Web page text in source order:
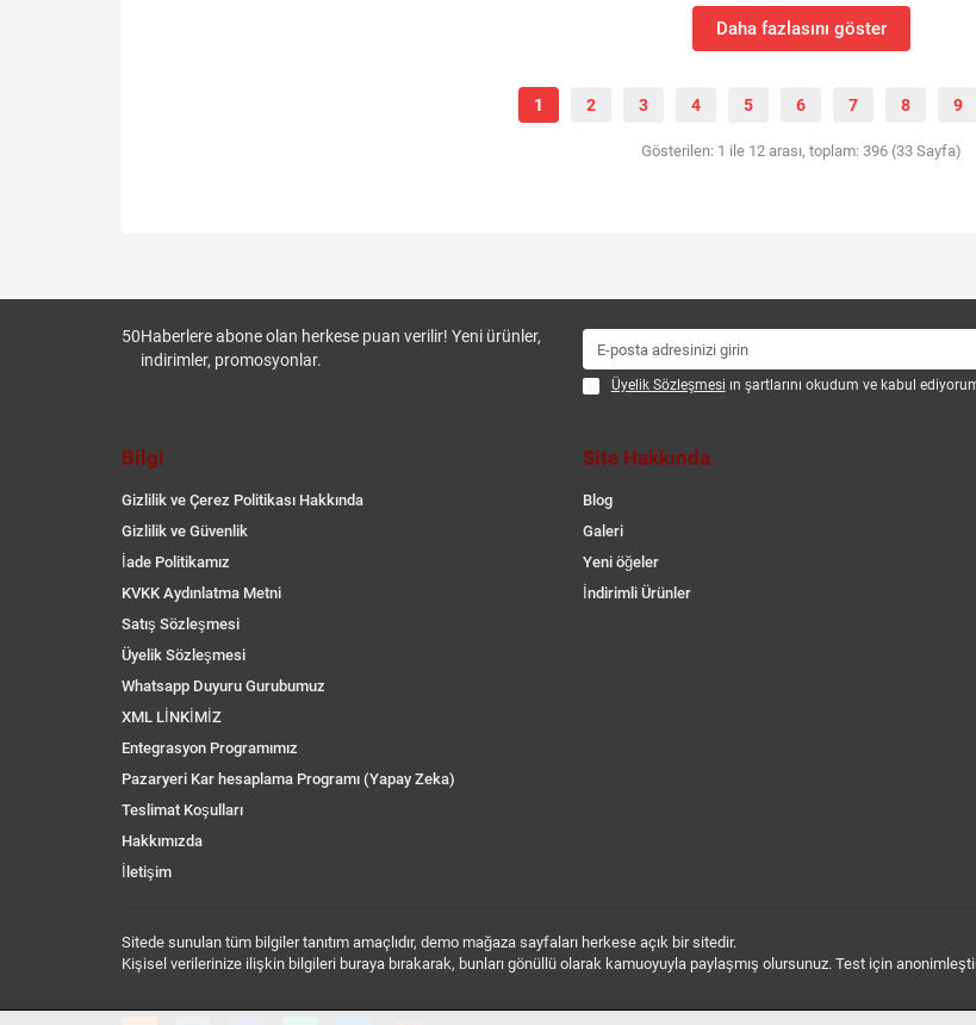
Daha fazlasını göster
1 2 3 4 5 6 7 8 9
Gösterilen: 1 ile 12 arası, toplam: 396 (33 Sayfa)
50Haberlere abone olan herkese puan verilir! Yeni ürünler,
indirimler, promosyonlar.
Üyelik Sözleşmesi ın şartlarını okudum ve kabul
Bilgi
Gizlilik ve Çerez Politikası Hakkında
Gizlilik ve Güvenlik
İade Politikamız
KVKK Aydınlatma Metni
Satış Sözleşmesi
Üyelik Sözleşmesi
Whatsapp Duyuru Gurubumuz
XML LİNKİMİZ
Entegrasyon Programımız
Pazaryeri Kar hesaplama Programı (Yapay Zeka)
Teslimat Koşulları
Hakkımızda
İletişim
Site Hakkında
Blog
Galeri
Yeni öğeler
İndirimli Ürünler
Sitede sunulan tüm bilgiler tanıtım amaçlıdır, demo mağaza sayfaları herkese açık bir sitedir.
Kişisel verilerinize ilişkin bilgileri buraya bırakarak, bunları gönüllü olarak kamuoyuyla paylaşmış olursunuz. Test için